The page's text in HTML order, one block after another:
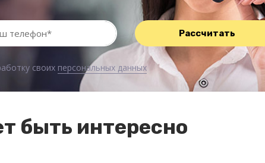
своих персональных данных
быть интересно